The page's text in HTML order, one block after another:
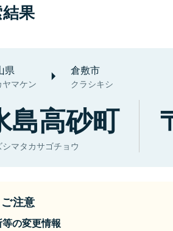
果
県
ヤマケン
倉敷市
クラシキシ
島高砂町
シマタカサゴチョウ
ご注意
の変更情報